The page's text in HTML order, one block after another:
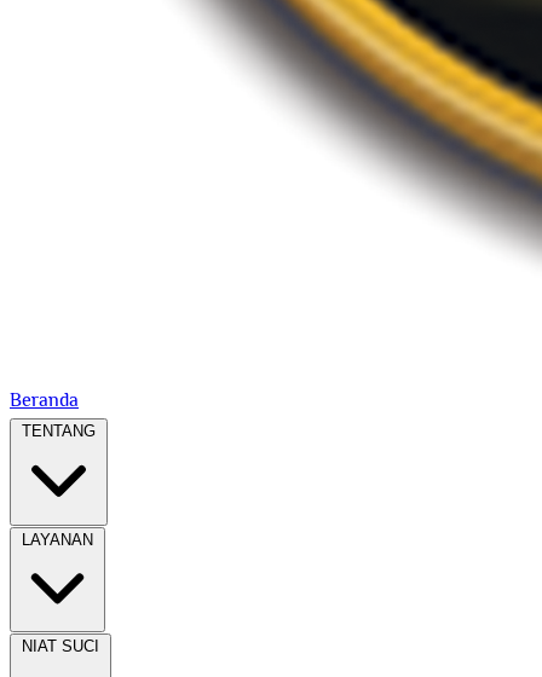
Beranda
TENTANG
LAYANAN
NIAT SUCI